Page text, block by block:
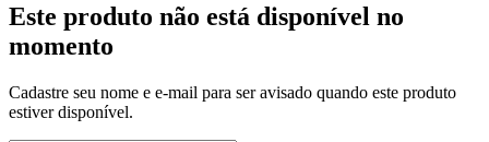
Este produto não está disponível no
momento
Cadastre seu nome e e-mail para ser avisado quando este produto
estiver disponível.